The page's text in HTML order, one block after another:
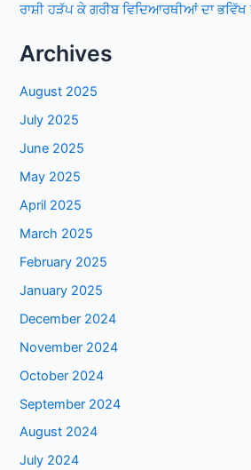
ਰਾਸ਼ੀ ਹੜੱਪ ਕੇ ਗਰੀਬ ਵਿਦਿਆਰਥੀਆਂ ਦਾ ਭਵਿੱਖ
Archives
August 2025
July 2025
June 2025
May 2025
April 2025
March 2025
February 2025
January 2025
December 2024
November 2024
October 2024
September 2024
August 2024
July 2024